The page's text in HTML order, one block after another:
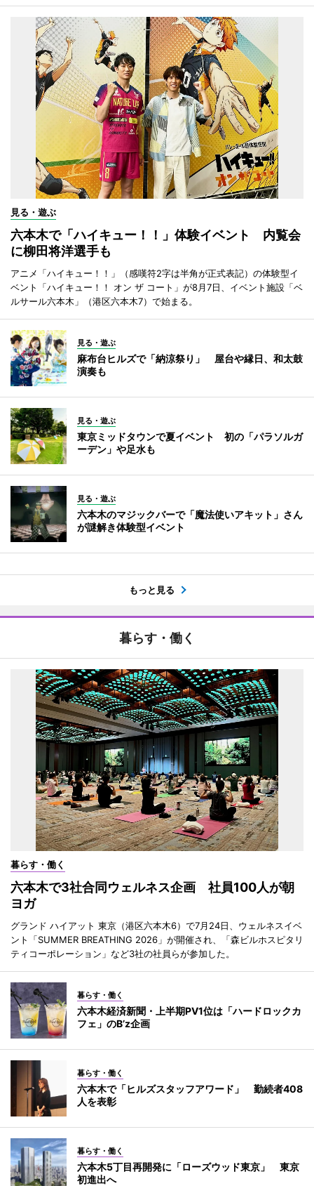
見る・遊ぶ
六本木で「ハイキュー！！」体験イベント 内覧会
に柳田将洋選手も
アニメ「ハイキュー！！」（感嘆符2字は半角が正式表記）の体験型イ
ベント「ハイキュー！！ オン ザ コート」が8月7日、イベント施設「ベ
ルサール六本木」（港区六本木7）で始まる。
見る・遊ぶ
麻布台ヒルズで「納涼祭り」 屋台や縁日、和太鼓
演奏も
見る・遊ぶ
東京ミッドタウンで夏イベント 初の「パラソルガ
ーデン」や足水も
見る・遊ぶ
六本木のマジックバーで「魔法使いアキット」さん
が謎解き体験型イベント
もっと見る
暮らす・働く
暮らす・働く
六本木で3社合同ウェルネス企画 社員100人が朝
ヨガ
グランド ハイアット 東京（港区六本木6）で7月24日、ウェルネスイベ
ント「SUMMER BREATHING 2026」が開催され、「森ビルホスピタリ
ティコーポレーション」など3社の社員らが参加した。
暮らす・働く
六本木経済新聞・上半期PV1位は「ハードロックカ
フェ」のB’z企画
暮らす・働く
六本木で「ヒルズスタッフアワード」 勤続者408
人を表彰
暮らす・働く
六本木5丁目再開発に「ローズウッド東京」 東京
初進出へ